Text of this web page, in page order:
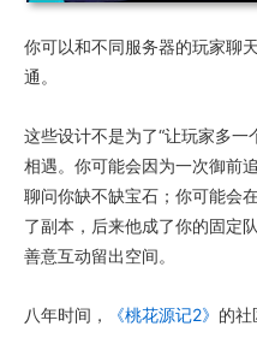
你可以和不同服务器的玩家聊
通。
这些设计不是为了“让玩家多
相遇。你可能会因为一次御前
聊问你缺不缺宝石；你可能会
了副本，后来他成了你的固定
善意互动留出空间。
八年时间， 《桃花源记2》 的社